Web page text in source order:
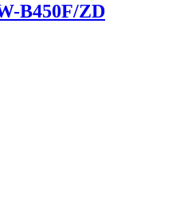
B450F/ZD